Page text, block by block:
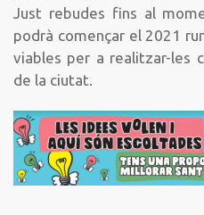
Just rebudes fins al
podrà començar el 2021
viables per a realitzar-les
de la ciutat.